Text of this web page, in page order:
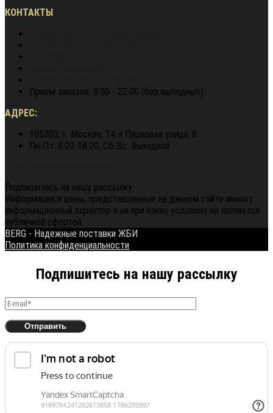
КОНТАКТЫ
Приём заказов: 8.00 - 22.00 (без выходных)
АДРЕС:
105203, г. Москва, 14-я Парковая улица, 8
Пн-Пт: 8:00-18:00, Сб-Вс: Выходной
Подпишитесь на нашу рассылку
Информация и цены, представленные на данном сайте имеют
информационный характер и ни при каких условиях не являются
публичной офертой.
BERG - Надежные поставки ЖБИ
Политика конфиденциальности
Подпишитесь на нашу рассылку